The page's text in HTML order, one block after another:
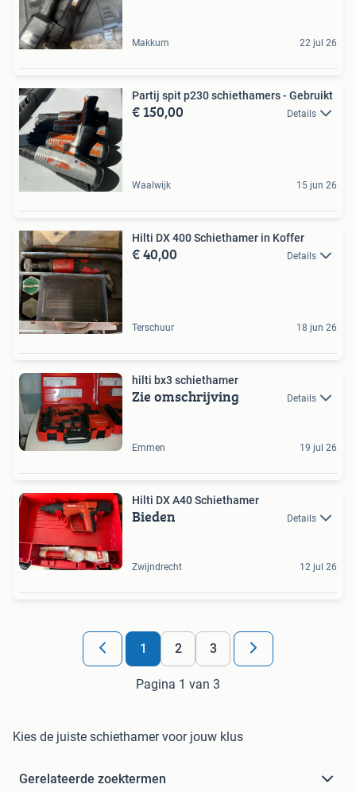
Makkum 22 jul 26
Partij spit p230 schiethamers - Gebruikt
€ 150,00 Details
Waalwijk 15 jun 26
Hilti DX 400 Schiethamer in Koffer
€ 40,00 Details
Terschuur 18 jun 26
hilti bx3 schiethamer
Zie omschrijving Details
Emmen 19 jul 26
Hilti DX A40 Schiethamer
Bieden Details
Zwijndrecht 12 jul 26
1 2 3
Pagina 1 van 3
Kies de juiste schiethamer voor jouw klus
Gerelateerde zoektermen